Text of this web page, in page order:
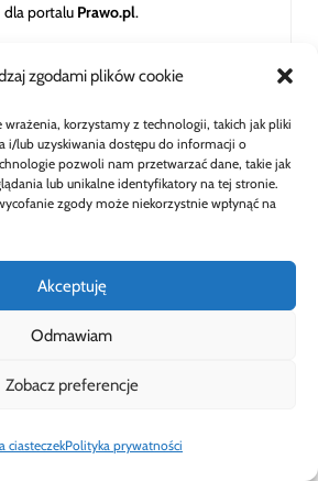
zgodami plików cookie
wrażenia, korzystamy z technologii, takich jak pliki
i/lub uzyskiwania dostępu do informacji o
pozwoli nam przetwarzać dane, takie jak
lub unikalne identyfikatory na tej stronie.
zgody może niekorzystnie wpłynąć na
Akceptuję
Odmawiam
Zobacz preferencje
ciasteczekPolityka prywatności
dla portalu Prawo.pl.
zostanie opublikowany. Wymagane